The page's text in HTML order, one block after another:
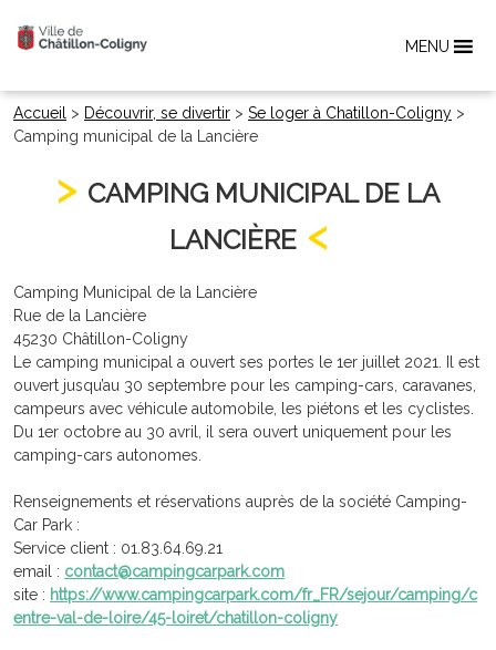
MENU
Accueil > Découvrir, se divertir > Se loger à Chatillon-Coligny >
Camping municipal de la Lancière
CAMPING MUNICIPAL DE LA
LANCIÈRE
Camping Municipal de la Lancière
Rue de la Lancière
45230 Châtillon-Coligny
Le camping municipal a ouvert ses portes le 1er juillet 2021. Il est
ouvert jusqu’au 30 septembre pour les camping-cars, caravanes,
campeurs avec véhicule automobile, les piétons et les cyclistes.
Du 1er octobre au 30 avril, il sera ouvert uniquement pour les
camping-cars autonomes.
Renseignements et réservations auprès de la société Camping-
Car Park :
Service client : 01.83.64.69.21
email : contact@campingcarpark.com
site : https://www.campingcarpark.com/fr_FR/sejour/camping/c
entre-val-de-loire/45-loiret/chatillon-coligny